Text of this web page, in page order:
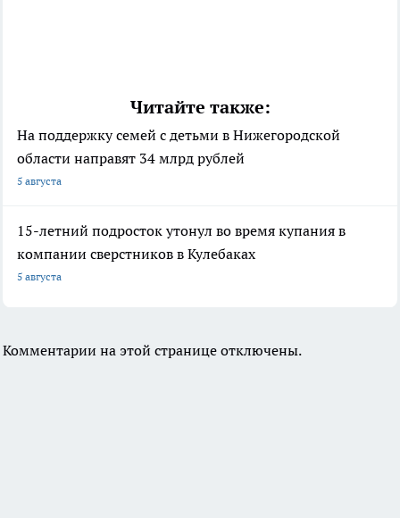
Читайте также:
На поддержку семей с детьми в Нижегородской
области направят 34 млрд рублей
5 августа
15-летний подросток утонул во время купания в
компании сверстников в Кулебаках
5 августа
Комментарии на этой странице отключены.